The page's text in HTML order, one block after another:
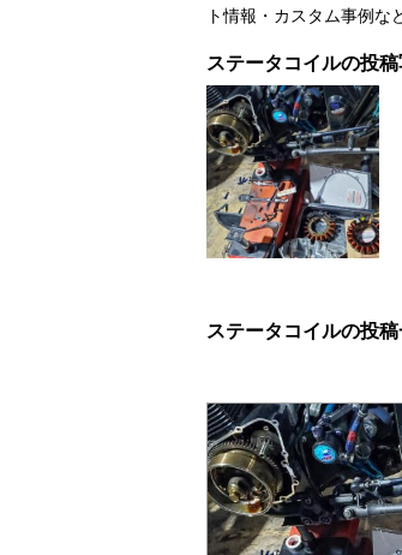
ト情報・カスタム事例な
ステータコイルの投
ステータコイルの投